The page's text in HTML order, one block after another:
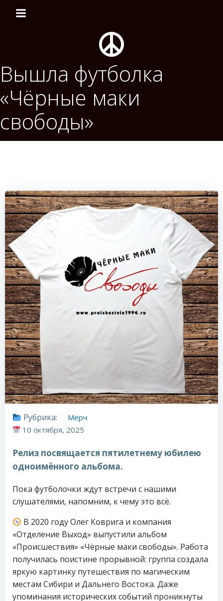
содержимому
Вышла футболка
«Чёрные маки
свободы»
Рубрика:
Мерч
10 октября, 2025
Релиз посвящается пятилетнему юбилею
одноимённого альбома.
Пока футболочки ждут встречи с нашими
слушателями, напомним, к чему это всё.
В 2020 году Олег Коврига и компания
«Отделение Выход» выпустили альбом
«Происшествия» «Чёрные маки свободы». Работа
получилась поистине прорывной: группа создала
яркую картинку путешествия по магическим
местам Сибири и Дальнего Востока. Даже
упоминания исторических событий проникнуты